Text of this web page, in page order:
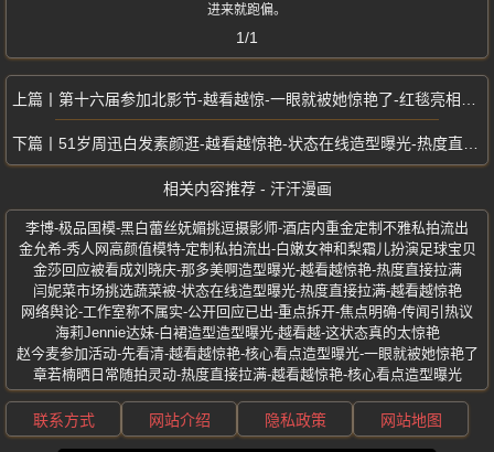
进来就跑偏。
1/1
第十六届参加北影节-越看越惊-一眼就被她惊艳了-红毯亮相造型曝光
51岁周迅白发素颜逛-越看越惊艳-状态在线造型曝光-热度直接拉满
相关内容推荐 - 汗汗漫画
李博-极品国模-黑白蕾丝妩媚挑逗摄影师-酒店内重金定制不雅私拍流出
金允希-秀人网高颜值模特-定制私拍流出-白嫩女神和梨霜儿扮演足球宝贝
金莎回应被看成刘晓庆-那多美啊造型曝光-越看越惊艳-热度直接拉满
闫妮菜市场挑选蔬菜被-状态在线造型曝光-热度直接拉满-越看越惊艳
网络舆论-工作室称不属实-公开回应已出-重点拆开-焦点明确-传闻引热议
海莉Jennie达妹-白裙造型造型曝光-越看越-这状态真的太惊艳
赵今麦参加活动-先看清-越看越惊艳-核心看点造型曝光-一眼就被她惊艳了
章若楠晒日常随拍灵动-热度直接拉满-越看越惊艳-核心看点造型曝光
联系方式 网站介绍 隐私政策 网站地图